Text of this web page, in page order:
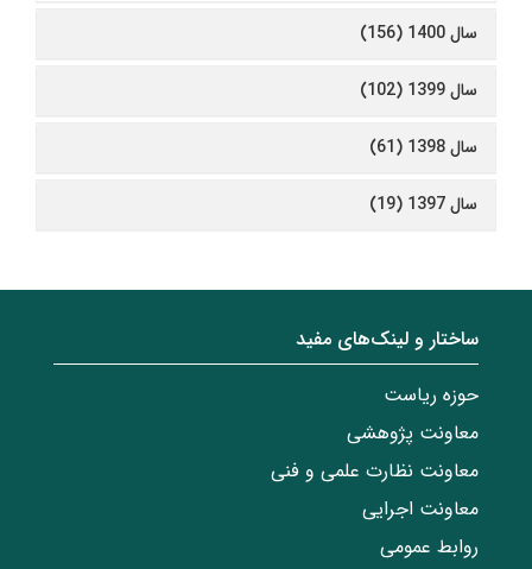
سال 1400 (156)
سال 1399 (102)
سال 1398 (61)
سال 1397 (19)
ساختار‌‌ و‌‌ لینک‌های مفید
حوزه ریاست
معاونت پژوهشی
معاونت نظارت علمی و فنی
معاونت اجرایی
روابط عمومی